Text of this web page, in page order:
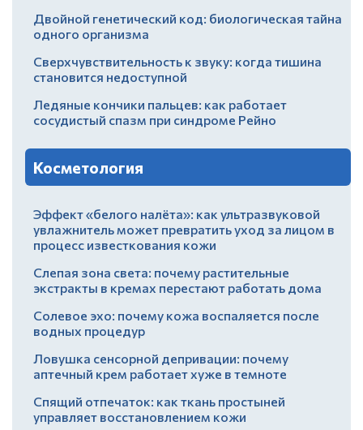
Двойной генетический код: биологическая тайна
одного организма
Сверхчувствительность к звуку: когда тишина
становится недоступной
Ледяные кончики пальцев: как работает
сосудистый спазм при синдроме Рейно
Косметология
Эффект «белого налёта»: как ультразвуковой
увлажнитель может превратить уход за лицом в
процесс известкования кожи
Слепая зона света: почему растительные
экстракты в кремах перестают работать дома
Солевое эхо: почему кожа воспаляется после
водных процедур
Ловушка сенсорной депривации: почему
аптечный крем работает хуже в темноте
Спящий отпечаток: как ткань простыней
управляет восстановлением кожи